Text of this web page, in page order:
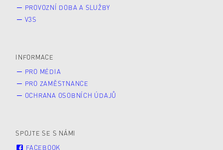
PROVOZNÍ DOBA A SLUŽBY
V3S
INFORMACE
PRO MÉDIA
PRO ZAMĚSTNANCE
OCHRANA OSOBNÍCH ÚDAJŮ
SPOJTE SE S NÁMI
FACEBOOK